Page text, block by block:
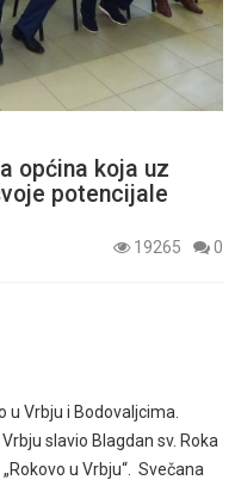
općina koja uz
potencijale
19265
0
u Vrbju i Bodovaljcima.
slavio Blagdan sv. Roka
u Vrbju“. Svečana